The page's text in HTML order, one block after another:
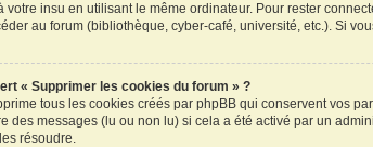
votre insu en utilisant le même ordinateur. Pour rester
au forum (bibliothèque, cyber-café, université, etc.). Si
« Supprimer les cookies du forum » ?
tous les cookies créés par phpBB qui conservent vos
des messages (lu ou non lu) si cela a été activé par un
résoudre.